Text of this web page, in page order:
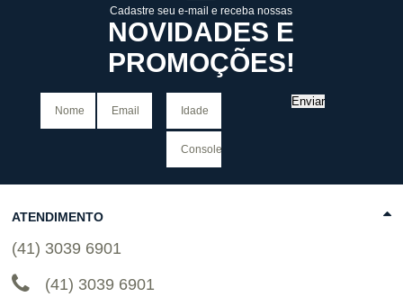
Cadastre seu e-mail e receba nossas
NOVIDADES E
PROMOÇÕES!
Enviar
ATENDIMENTO
(41) 3039 6901
(41) 3039 6901